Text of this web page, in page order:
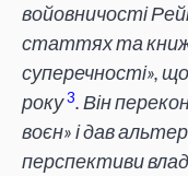
войовничості
статтях та
суперечності»,
року3. Він
воєн» і дав
перспективи